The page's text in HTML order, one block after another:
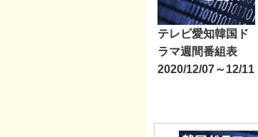
テレビ愛知韓国ド
ラマ週間番組表
2020/12/07～12/11